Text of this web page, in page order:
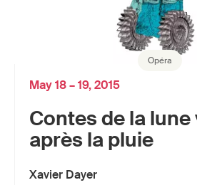
Opéra
Contes de la lune
après la pluie
Xavier Dayer
May 18 – 19, 2015